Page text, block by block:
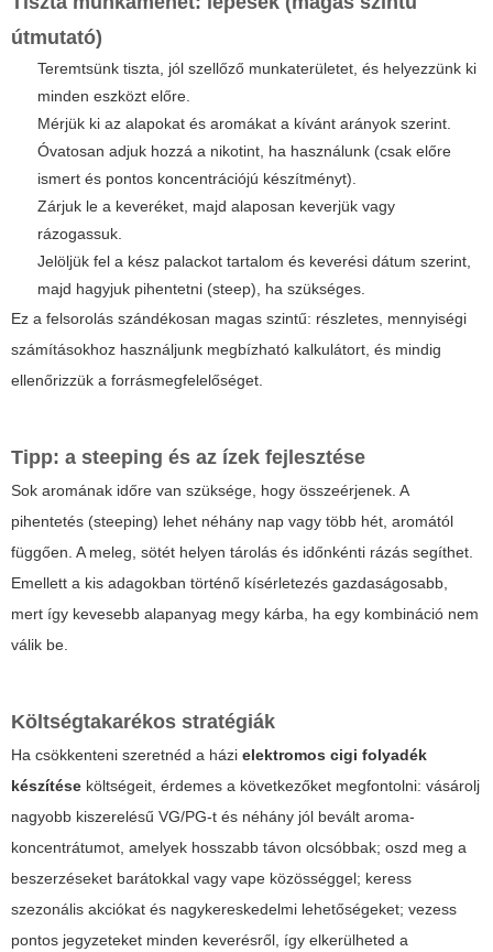
útmutató)
Teremtsünk tiszta, jól szellőző munkaterületet, és helyezzünk ki
minden eszközt előre.
Mérjük ki az alapokat és aromákat a kívánt arányok szerint.
Óvatosan adjuk hozzá a nikotint, ha használunk (csak előre
ismert és pontos koncentrációjú készítményt).
Zárjuk le a keveréket, majd alaposan keverjük vagy
rázogassuk.
Jelöljük fel a kész palackot tartalom és keverési dátum szerint,
majd hagyjuk pihentetni (steep), ha szükséges.
Ez a felsorolás szándékosan magas szintű: részletes, mennyiségi
számításokhoz használjunk megbízható kalkulátort, és mindig
ellenőrizzük a forrásmegfelelőséget.
Tipp: a steeping és az ízek fejlesztése
Sok aromának időre van szüksége, hogy összeérjenek. A
pihentetés (steeping) lehet néhány nap vagy több hét, aromától
függően. A meleg, sötét helyen tárolás és időnkénti rázás segíthet.
Emellett a kis adagokban történő kísérletezés gazdaságosabb,
mert így kevesebb alapanyag megy kárba, ha egy kombináció nem
válik be.
Költségtakarékos stratégiák
Ha csökkenteni szeretnéd a házi elektromos cigi folyadék
készítése költségeit, érdemes a következőket megfontolni: vásárolj
nagyobb kiszerelésű VG/PG-t és néhány jól bevált aroma-
koncentrátumot, amelyek hosszabb távon olcsóbbak; oszd meg a
beszerzéseket barátokkal vagy vape közösséggel; keress
szezonális akciókat és nagykereskedelmi lehetőségeket; vezess
pontos jegyzeteket minden keverésről, így elkerülheted a